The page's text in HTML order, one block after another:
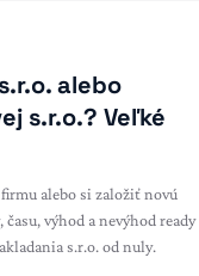
alebo
s.r.o.? Veľké
alebo si založiť novú
času, výhod a nevýhod ready
s.r.o. od nuly.